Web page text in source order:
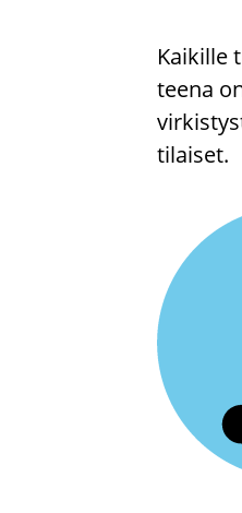
Kai­kil­le
tee­na
ti­lai­set.